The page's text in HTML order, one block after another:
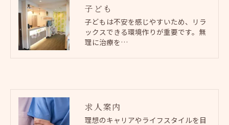
子ども
子どもは不安を感じやすいため、リラ
ックスできる環境作りが重要です。無
理に治療を…
求人案内
理想のキャリアやライフスタイルを目